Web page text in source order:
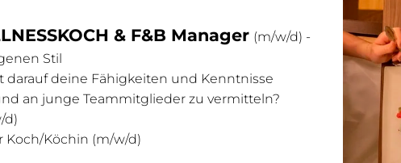
& F&B Manager (m/w/d) -
Stil
deine Fähigkeiten und Kenntnisse
an junge Teammitglieder zu vermitteln?
d)
Koch/Köchin (m/w/d)